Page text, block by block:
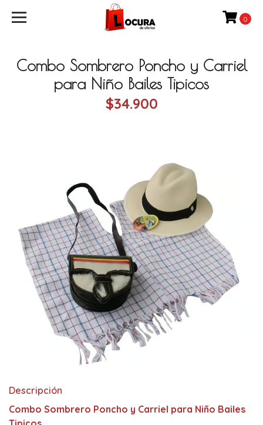
0
Combo Sombrero Poncho y Carriel
para Niño Bailes Tipicos
$34.900
Descripción
Combo Sombrero Poncho y Carriel para Niño Bailes